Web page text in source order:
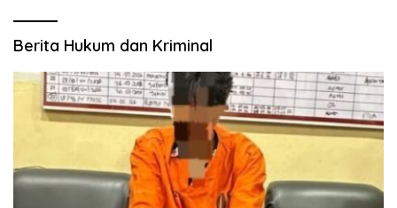
Berita Hukum dan Kriminal